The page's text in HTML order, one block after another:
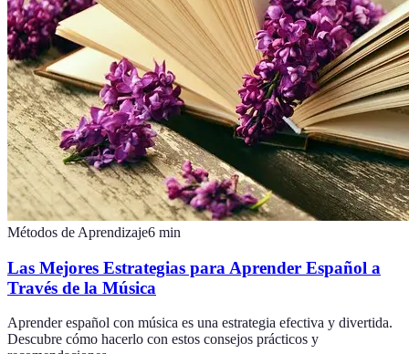
Métodos de Aprendizaje6 min
Las Mejores Estrategias para Aprender Español a
Través de la Música
Aprender español con música es una estrategia efectiva y divertida.
Descubre cómo hacerlo con estos consejos prácticos y